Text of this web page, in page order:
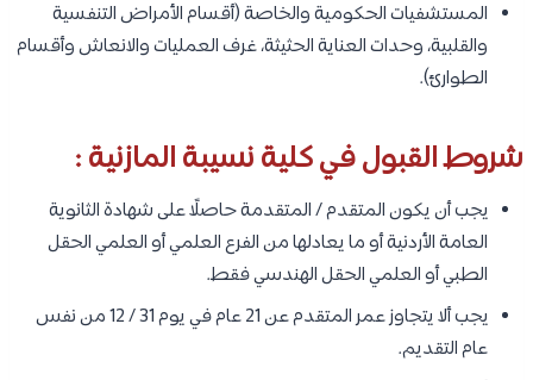
المستشفيات الحكومية والخاصة (أقسام الأمراض التنفسية
والقلبية، وحدات العناية الحثيثة، غرف العمليات والانعاش وأقسام
الطوارئ).
شروط القبول في كلية نسيبة المازنية :
يجب أن يكون المتقدم / المتقدمة حاصلًا على شهادة الثانوية
العامة الأردنية أو ما يعادلها من الفرع العلمي أو العلمي الحقل
الطبي أو العلمي الحقل الهندسي فقط.
يجب ألا يتجاوز عمر المتقدم عن 21 عام في يوم 31 / 12 من نفس
عام التقديم.